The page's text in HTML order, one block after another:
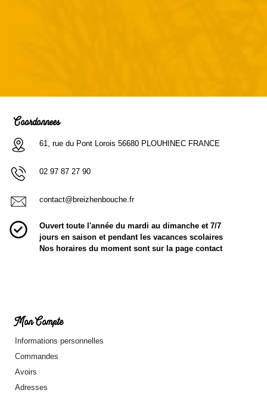
Coordonnées
61, rue du Pont Lorois 56680 PLOUHINEC FRANCE
02 97 87 27 90
contact@breizhenbouche.fr
Ouvert toute l'année du mardi au dimanche et 7/7
jours en saison et pendant les vacances scolaires
Nos horaires du moment sont sur la page contact
Mon Compte
Informations personnelles
Commandes
Avoirs
Adresses